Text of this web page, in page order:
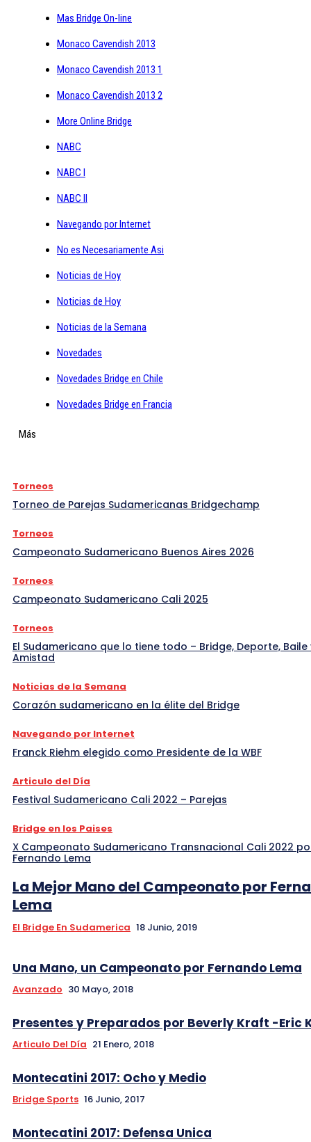
Mas Bridge On-line
Monaco Cavendish 2013
Monaco Cavendish 2013 1
Monaco Cavendish 2013 2
More Online Bridge
NABC
NABC I
NABC II
Navegando por Internet
No es Necesariamente Asi
Noticias de Hoy
Noticias de Hoy
Noticias de la Semana
Novedades
Novedades Bridge en Chile
Novedades Bridge en Francia
Más
Torneos
Torneo de Parejas Sudamericanas Bridgechamp
Torneos
Campeonato Sudamericano Buenos Aires 2026
Torneos
Campeonato Sudamericano Cali 2025
Torneos
El Sudamericano que lo tiene todo – Bridge, Deporte, Baile
Amistad
Noticias de la Semana
Corazón sudamericano en la élite del Bridge
Navegando por Internet
Franck Riehm elegido como Presidente de la WBF
Articulo del Día
Festival Sudamericano Cali 2022 – Parejas
Bridge en los Paises
X Campeonato Sudamericano Transnacional Cali 2022
Fernando Lema
La Mejor Mano del Campeonato por
Lema
El Bridge En Sudamerica 18 Junio, 2019
Una Mano, un Campeonato por Fernando Lema
Avanzado 30 Mayo, 2018
Presentes y Preparados por Beverly Kraft -Eric
Articulo Del Día 21 Enero, 2018
Montecatini 2017: Ocho y Medio
Bridge Sports 16 Junio, 2017
Montecatini 2017: Defensa Unica